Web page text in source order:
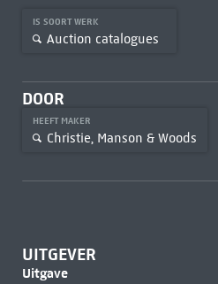
IS SOORT WERK
Auction catalogues
DOOR
HEEFT MAKER
Christie, Manson & Woods
UITGEVER
Uitgave